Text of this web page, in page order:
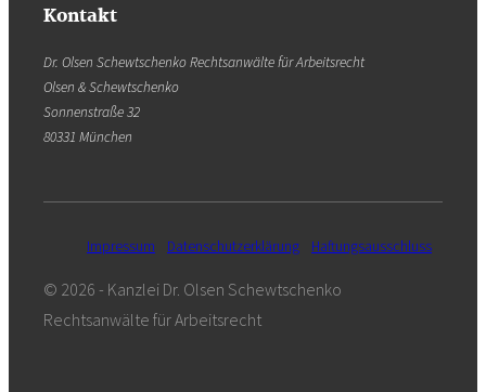
Kontakt
Dr. Olsen Schewtschenko Rechtsanwälte für Arbeitsrecht
Olsen & Schewtschenko
Sonnenstraße 32
80331 München
Impressum Datenschutzerklärung Haftungsausschluss
© 2026 - Kanzlei Dr. Olsen Schewtschenko
Rechtsanwälte für Arbeitsrecht